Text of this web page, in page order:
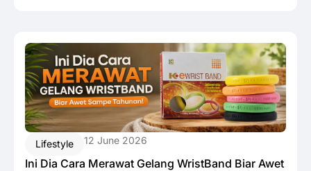
Lifestyle 12 June 2026
Ini Dia Cara Merawat Gelang WristBand Biar Awet